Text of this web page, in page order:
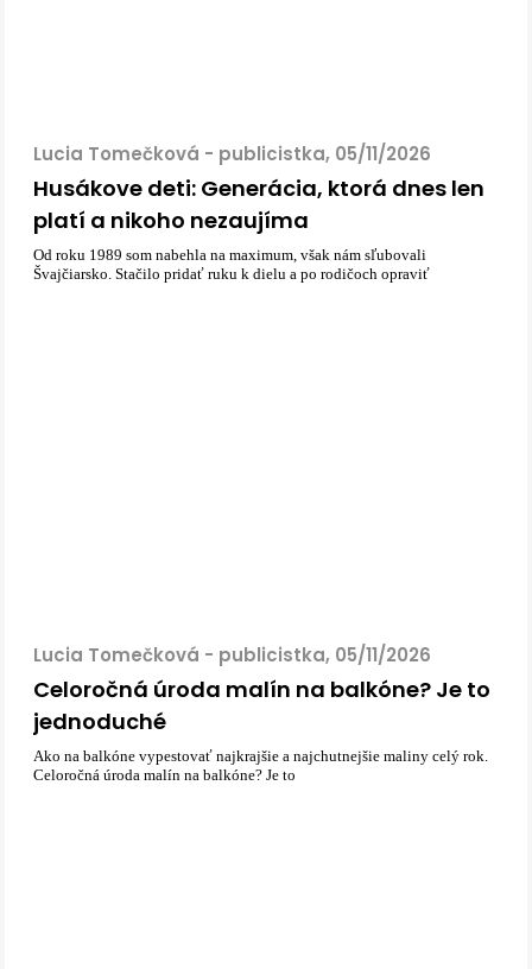
Lucia Tomečková - publicistka, 05/11/2026
Husákove deti: Generácia, ktorá dnes len
platí a nikoho nezaujíma
Od roku 1989 som nabehla na maximum, však nám sľubovali
Švajčiarsko. Stačilo pridať ruku k dielu a po rodičoch opraviť
Lucia Tomečková - publicistka, 05/11/2026
Celoročná úroda malín na balkóne? Je to
jednoduché
Ako na balkóne vypestovať najkrajšie a najchutnejšie maliny celý rok.
Celoročná úroda malín na balkóne? Je to